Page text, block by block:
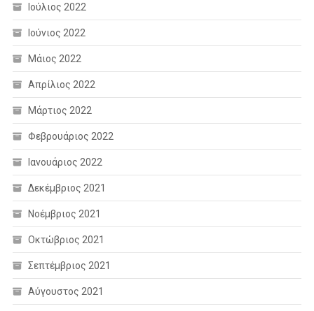
Ιούλιος 2022
Ιούνιος 2022
Μάιος 2022
Απρίλιος 2022
Μάρτιος 2022
Φεβρουάριος 2022
Ιανουάριος 2022
Δεκέμβριος 2021
Νοέμβριος 2021
Οκτώβριος 2021
Σεπτέμβριος 2021
Αύγουστος 2021